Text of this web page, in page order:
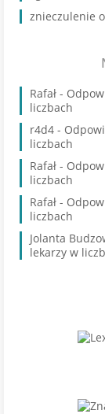
znieczulenie
Rafał -
liczbach
r4d4 -
liczbach
Rafał -
liczbach
Rafał -
liczbach
Jolanta
lekarzy w